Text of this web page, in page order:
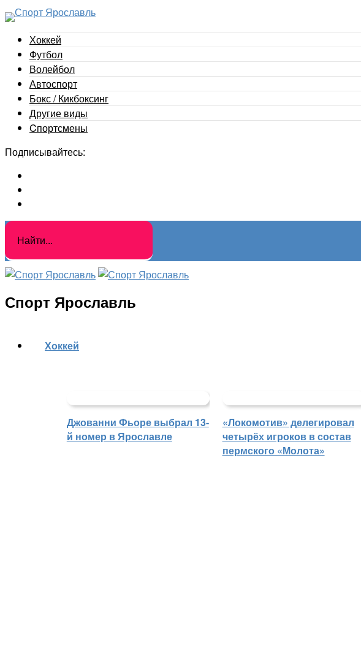
Хоккей
Футбол
Волейбол
Автоспорт
Бокс / Кикбоксинг
Другие виды
Cпортсмены
Подписывайтесь:
Спорт Ярославль
Хоккей
Джованни Фьоре выбрал 13-
й номер в Ярославле
«Локомотив» делегировал
четырёх игроков в состав
пермского «Молота»